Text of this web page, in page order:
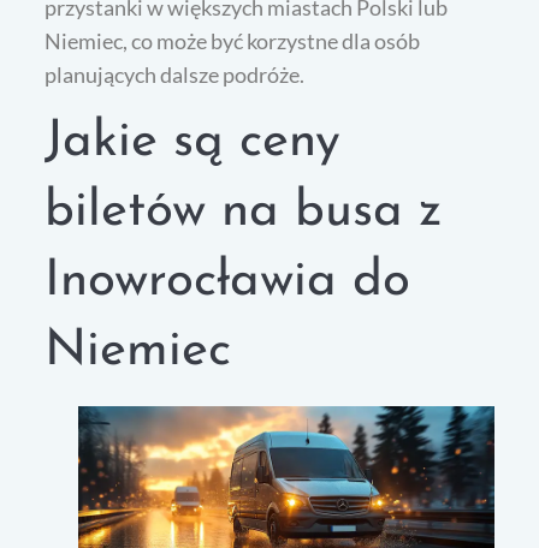
przystanki w większych miastach Polski lub
Niemiec, co może być korzystne dla osób
planujących dalsze podróże.
Jakie są ceny
biletów na busa z
Inowrocławia do
Niemiec